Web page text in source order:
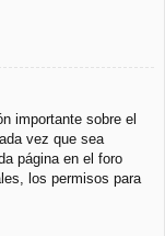
importante sobre el
vez que sea
página en el foro
los permisos para